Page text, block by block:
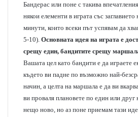
Бандерас или поне с такива
някои елементи в играта със
минути, които всеки път успявам да
5-10). Основната идея на играта е
срещу един, бандитите срещу
Вашата цел като бандити е да играете
където ви падне по възможно най-
начин, а целта на маршала е да ви
ви проваля плановете по един или
нещо ново, но аз поне приемам тази